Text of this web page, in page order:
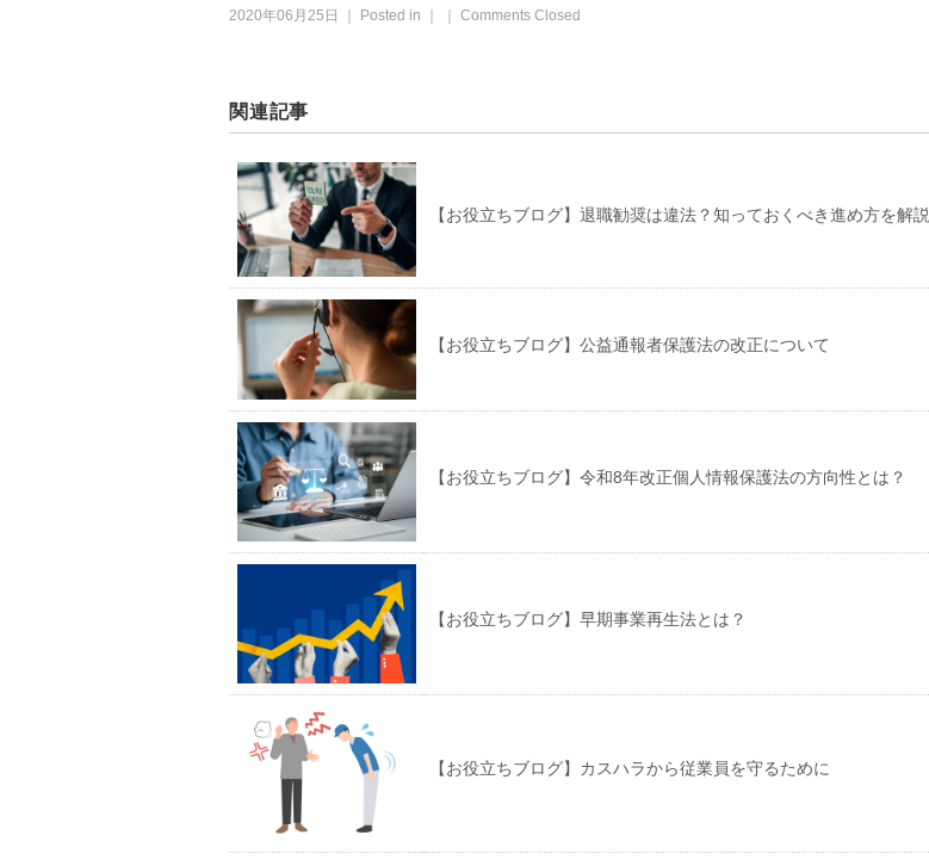
2020年06月25日 ｜ Posted in ｜ ｜ Comments Closed
関連記事
【お役立ちブログ】退職勧奨は違法？知っておくべき進め方を解説
【お役立ちブログ】公益通報者保護法の改正について
【お役立ちブログ】令和8年改正個人情報保護法の方向性とは？
【お役立ちブログ】早期事業再生法とは？
【お役立ちブログ】カスハラから従業員を守るために